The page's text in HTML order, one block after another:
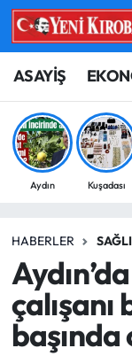
ASAYİŞ
Aydın Kuşadası
HABERLER
ASAYİŞ
BİLİM-
ÇEVRE
EĞİTİM
EKONOMİ
GÜNCEL
Aydın
Aydın Hava
Aydin
Süper Lig
Tüm
Son Dakika